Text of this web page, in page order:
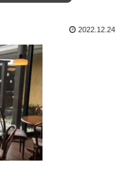
2022.12.24